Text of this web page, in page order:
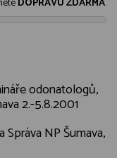
odonatologů,
2.-5.8.2001
Správa NP Šumava,